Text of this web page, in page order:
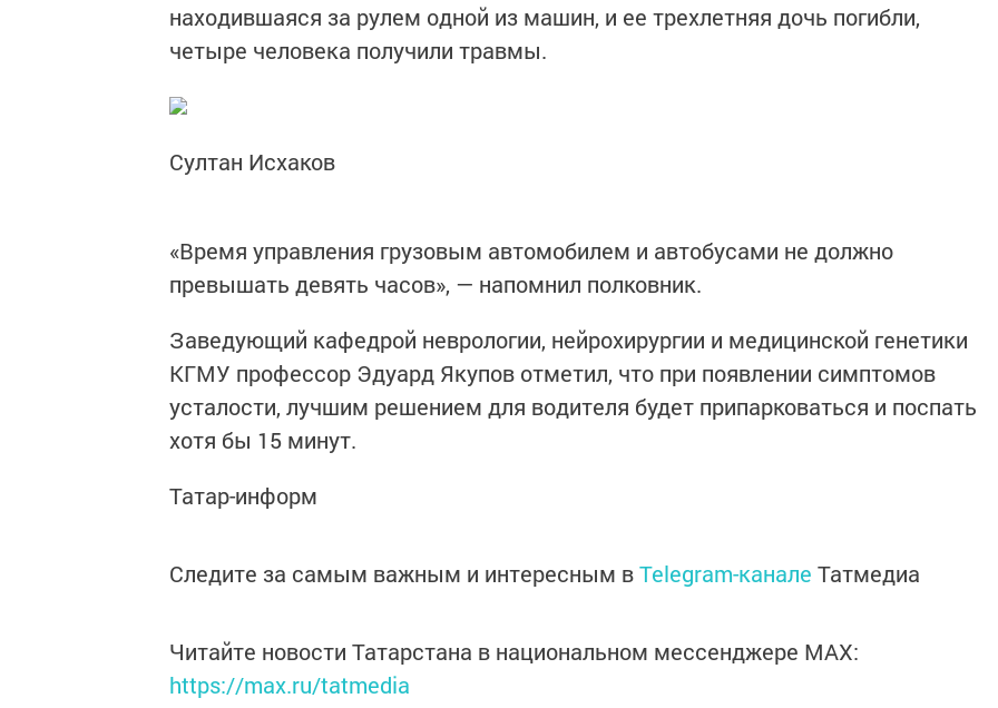
находившаяся за рулем одной из машин, и ее трехлетняя дочь погибли,
четыре человека получили травмы.
Султан Исхаков
«Время управления грузовым автомобилем и автобусами не должно
превышать девять часов», — напомнил полковник.
Заведующий кафедрой неврологии, нейрохирургии и медицинской генетики
КГМУ профессор Эдуард Якупов отметил, что при появлении симптомов
усталости, лучшим решением для водителя будет припарковаться и поспать
хотя бы 15 минут.
Татар-информ
Следите за самым важным и интересным вTelegram-канале Татмедиа
Читайте новости Татарстана в национальном мессенджере MАХ:
https://max.ru/tatmedia